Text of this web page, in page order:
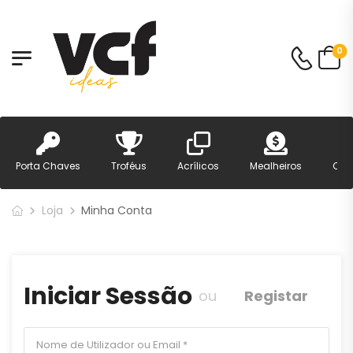
0
Porta Chaves Troféus Acrílicos Mealheiros
Loja Minha Conta
Iniciar Sessão ou Registar